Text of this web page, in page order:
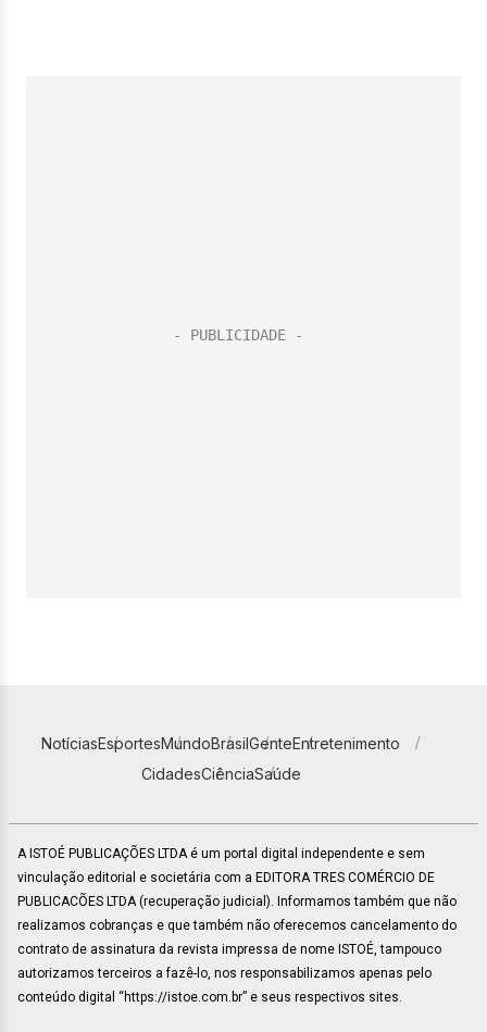
NotíciasEsportesMundoBrasilGenteEntretenimento
CidadesCiênciaSaúde
A ISTOÉ PUBLICAÇÕES LTDA é um portal digital independente e sem
vinculação editorial e societária com a EDITORA TRES COMÉRCIO DE
PUBLICACÕES LTDA (recuperação judicial). Informamos também que não
realizamos cobranças e que também não oferecemos cancelamento do
contrato de assinatura da revista impressa de nome ISTOÉ, tampouco
autorizamos terceiros a fazê-lo, nos responsabilizamos apenas pelo
conteúdo digital “https://istoe.com.br” e seus respectivos sites.